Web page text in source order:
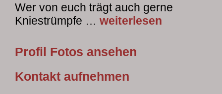
Wer von euch trägt auch gerne
Kniestrümpfe … weiterlesen
Profil Fotos ansehen
Kontakt aufnehmen